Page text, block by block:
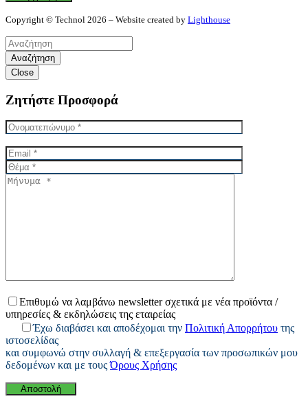
Copyright © Technol 2026 – Website created by Lighthouse
Αναζήτηση
Close
Ζητήστε Προσφορά
Επιθυμώ να λαμβάνω newsletter σχετικά με νέα προϊόντα /
υπηρεσίες & εκδηλώσεις της εταιρείας
Έχω διαβάσει και αποδέχομαι την Πολιτική Απορρήτου της
ιστοσελίδας
και συμφωνώ στην συλλαγή & επεξεργασία των προσωπικών μου
δεδομένων και με τουςΌρους Χρήσης